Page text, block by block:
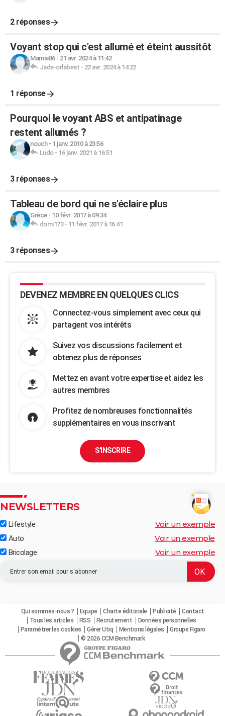
2 réponses
Voyant stop qui c'est allumé et éteint aussitôt
Mamai86- 21 avr. 2024 à 11:42
Jade-orlabeat - 22 avr. 2024 à 14:22
1 réponse
Pourquoi le voyant ABS et antipatinage
restent allumés ?
nouch- 1 janv. 2010 à 23:56
Ludo- 16 janv. 2021 à 16:51
3 réponses
Tableau de bord qui ne s'éclaire plus
Grèce- 10 févr. 2017 à 09:34
domi173- 11 févr. 2017 à 16:41
3 réponses
DEVENEZ MEMBRE EN QUELQUES CLICS
Connectez-vous simplement avec ceux qui
partagent vos intérêts
Suivez vos discussions facilement et
obtenez plus de réponses
Mettez en avant votre expertise et aidez les
autres membres
Profitez de nombreuses fonctionnalités
supplémentaires en vous inscrivant
S'INSCRIRE
NEWSLETTERS
Lifestyle Voir un exemple
Auto Voir un exemple
Bricolage Voir un exemple
Qui sommes-nous ? Equipe Charte éditoriale Publicité
Contact
Tous les articles
RSS Recrutement
Données personnelles
Paramétrer les cookies
Gérer Utiq Mentions légales
Groupe Figaro
© 2026 CCM Benchmark